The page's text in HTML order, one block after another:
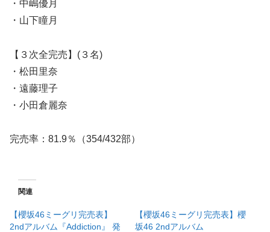
・中嶋優月
・山下瞳月
【３次全完売】(３名)
・松田里奈
・遠藤理子
・小田倉麗奈
完売率：81.9％（354/432部）
関連
【櫻坂46ミーグリ完売表】
2ndアルバム『Addiction』 発
【櫻坂46ミーグリ完売表】櫻
坂46 2ndアルバム